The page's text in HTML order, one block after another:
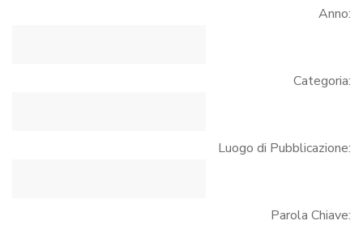
Anno:
Categoria:
Luogo di Pubblicazione:
Parola Chiave: